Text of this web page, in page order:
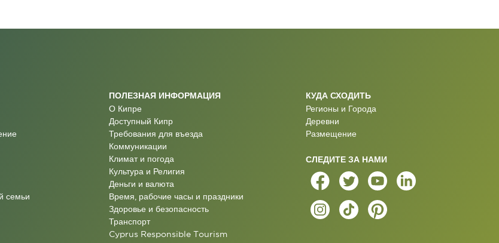
семьи
ПОЛЕЗНАЯ ИНФОРМАЦИЯ
О Кипре
Доступный Кипр
Требования для въезда
Коммуникации
Климат и погода
Культура и Религия
Деньги и валюта
Время, рабочие часы и праздники
Здоровье и безопасность
Транспорт
Cyprus Responsible Tourism
КУДА СХОДИТЬ
Регионы и Города
Деревни
Размещение
СЛЕДИТЕ ЗА НАМИ